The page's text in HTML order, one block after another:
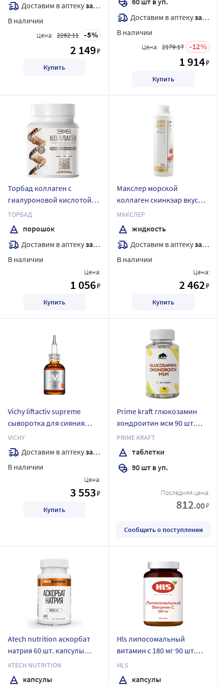
Доставим в аптекузавтра
В наличии
Цена: 2262.11 5
2 149₽
Купить
Доставим в аптекузавтра
В наличии
Цена: 2179.17 12
1 914₽
Купить
Торбад коллаген с
гиалуроновой кислотой
биотином и коэнзимом
q10 180 гр порошок со
вкусом печенье-топленое
молоко
ТОРБАД
порошок
Доставим в аптекузавтра
В наличии
Цена:
1 056₽
Купить
Макслер морской
коллаген скинкэар вкус
клубника жидкость 500 мл
МАКСЛЕР
жидкость
Доставим в аптекузавтра
В наличии
Цена:
2 462₽
Купить
Vichy liftactiv supreme
сыворотка для сияния
кожи концентрированная
с витамином с 20 мл
VICHY
Доставим в аптекузавтра
В наличии
Цена:
3 553₽
Купить
Prime kraft глюкозамин
хондроитин мсм 90 шт.
таблетки по 1540 мг
PRIME KRAFT
таблетки
90 шт в уп.
Последняя цена:
812.00₽
Сообщить о поступлении
Atech nutrition аскорбат
натрия 60 шт. капсулы
массой 1220 мг
ATECH NUTRITION
капсулы
Hls липосомальный
витамин с 180 мг 90 шт.
капсулы массой 1099 мг
HLS
капсулы